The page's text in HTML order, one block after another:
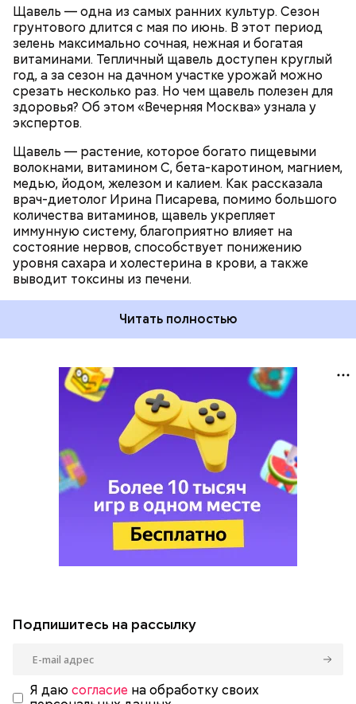
Щавель — одна из самых ранних культур. Сезон
грунтового длится с мая по июнь. В этот период
зелень максимально сочная, нежная и богатая
витаминами. Тепличный щавель доступен круглый
год, а за сезон на дачном участке урожай можно
срезать несколько раз. Но чем щавель полезен для
здоровья? Об этом «Вечерняя Москва» узнала у
экспертов.
Щавель — растение, которое богато пищевыми
волокнами, витамином С, бета-каротином, магнием,
медью, йодом, железом и калием. Как рассказала
врач-диетолог Ирина Писарева, помимо большого
количества витаминов, щавель укрепляет
иммунную систему, благоприятно влияет на
состояние нервов, способствует понижению
уровня сахара и холестерина в крови, а также
выводит токсины из печени.
Читать полностью
ЗДОРОВЬЕ ВРАЧИ
РАСТЕНИЯ
ПРОДУКТЫ
Подпишитесь на рассылку
Я даю согласие на обработку своих